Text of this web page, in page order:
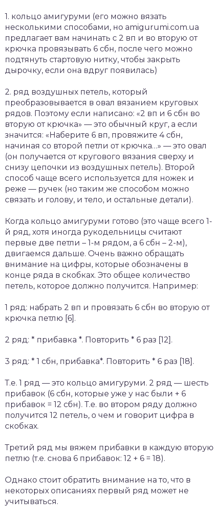
1. кольцо амигуруми (его можно вязать
несколькими способами, но amigurumi.com.ua
предлагает вам начинать с 2 вп и во вторую от
крючка провязывать 6 сбн, после чего можно
подтянуть стартовую нитку, чтобы закрыть
дырочку, если она вдруг появилась)
2. ряд воздушных петель, который
преобразовывается в овал вязанием круговых
рядов. Поэтому если написано: «2 вп и 6 сбн во
вторую от крючка» — это обычный круг, а если
значится: «Наберите 6 вп, провяжите 4 сбн,
начиная со второй петли от крючка…» — это овал
(он получается от кругового вязания сверху и
снизу цепочки из воздушных петель). Второй
способ чаще всего используется для ножек и
реже — ручек (но таким же способом можно
связать и голову, и тело, и остальные детали).
Когда кольцо амигуруми готово (это чаще всего 1-
й ряд, хотя иногда рукодельницы считают
первые две петли – 1-м рядом, а 6 сбн – 2-м),
двигаемся дальше. Очень важно обращать
внимание на цифры, которые обозначены в
конце ряда в скобках. Это общее количество
петель, которое должно получится. Например:
1 ряд: набрать 2 вп и провязать 6 сбн во вторую от
крючка петлю [6].
2 ряд: * прибавка *. Повторить * 6 раз [12].
3 ряд: * 1 сбн, прибавка*. Повторить * 6 раз [18].
Т.е. 1 ряд — это кольцо амигуруми. 2 ряд — шесть
прибавок (6 сбн, которые уже у нас были + 6
прибавок = 12 сбн). Т.е. во втором ряду должно
получится 12 петель, о чем и говорит цифра в
скобках.
Третий ряд мы вяжем прибавки в каждую вторую
петлю (т.е. снова 6 прибавок: 12 + 6 = 18).
Однако стоит обратить внимание на то, что в
некоторых описаниях первый ряд может не
учитываться.